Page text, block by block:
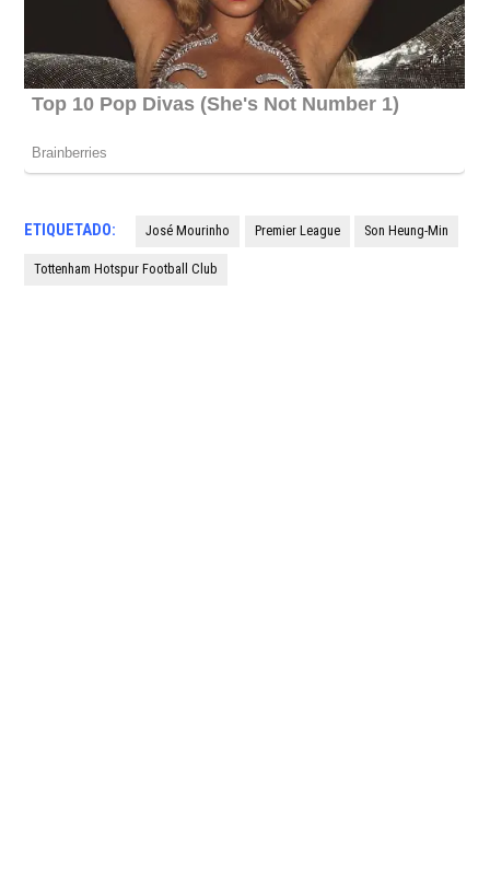
ETIQUETADO: José Mourinho Premier League Son Heung-Min
Tottenham Hotspur Football Club